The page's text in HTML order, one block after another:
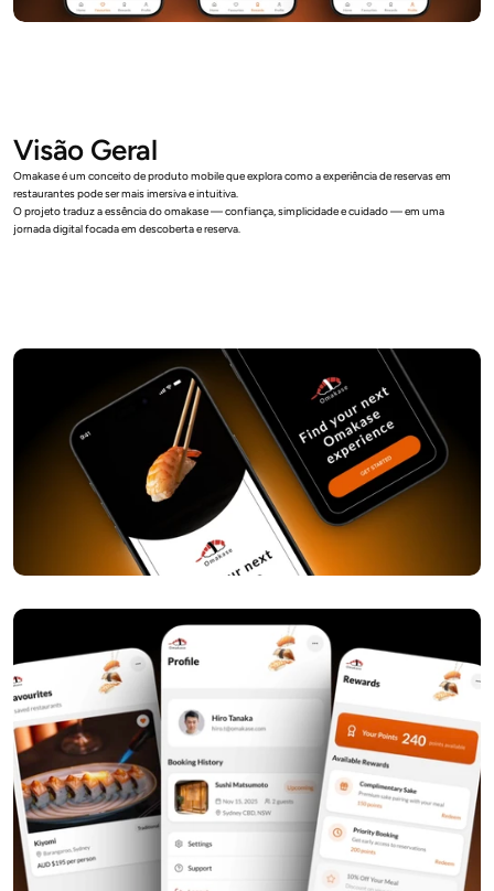
Visão Geral
Omakase é um conceito de produto mobile que explora como a experiência de reservas em
restaurantes pode ser mais imersiva e intuitiva.
O projeto traduz a essência do omakase — confiança, simplicidade e cuidado — em uma
jornada digital focada em descoberta e reserva.